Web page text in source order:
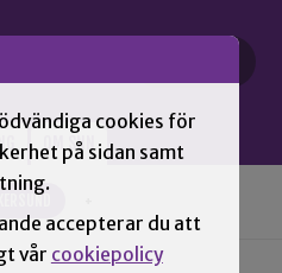
cookies för
på sidan samt
accepterar du att
vår cookiepolicy
OM SNN